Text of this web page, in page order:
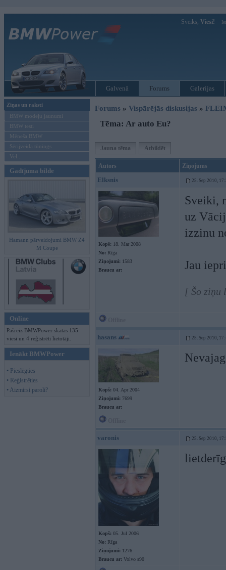
Sveiks, Viesi!
Galvenā Forums Galerijas
Ziņas un raksti
BMW modeļu jaunumi
BMW testi
Mēneša BMW
Sērijveida tūnings
Vel...
Gadījuma bilde
Hamann pārveidojumi BMW Z4
M Coupe
Online
Pašreiz BMWPower skatās 135
viesi un 4 reģistrēti lietotāji.
Ienākt BMWPower
• Pieslēgties
• Reģistrēties
• Aizmirsi paroli?
Forums » Vispārējās diskusijas »
Tēma: Ar auto Eu?
Jauna tēma Atbildēt
Autors Ziņojums
Elksnis 25. Sep 2010,
Kopš: 18. Mar 2008
No: Rīga
Ziņojumi: 1583
Braucu ar:
Sveiki,
uz
izzinu
Jau
[ Šo ziņu
hasans 25. Sep 2010,
Kopš: 04. Apr 2004
Ziņojumi: 7699
Braucu ar:
varonis 25. Sep 2010,
Kopš: 05. Jul 2006
No: Rīga
Ziņojumi: 1276
Braucu ar: Volvo s90